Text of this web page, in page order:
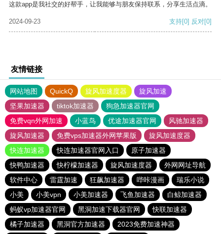
这款app是我社交的好帮手，让我能够与朋友保持联系，分享生活点滴。
2024-09-23 支持[0] 反对[0]
友情链接
网站地图 QuickQ 旋风加速度器
旋风加速
坚果加速器
tiktok加速器
狗急加速器官网
免费vqn外网加速
小蓝鸟 优途加速器官网
风驰加速器
旋风加速器
免费vps加速器外网苹果版
旋风加速度器
快连加速器
快连加速器官网入口
原子加速器
快鸭加速器
快柠檬加速器 旋风加速度器
外网网址导航
软件中心
雷霆加速 狂飙加速器 哔咔漫画
瑞乐小说
小美
小美vpn 小美加速器 飞鱼加速器
白鲸加速器
蚂蚁vp加速器官网
黑洞加速下载器官网
快联加速器
橘子加速器
黑洞官方加速器 2023免费加速神器